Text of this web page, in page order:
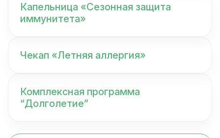
Капельница «Сезонная защита
иммунитета»
Чекап «Летняя аллергия»
Комплексная программа
“Долголетие”